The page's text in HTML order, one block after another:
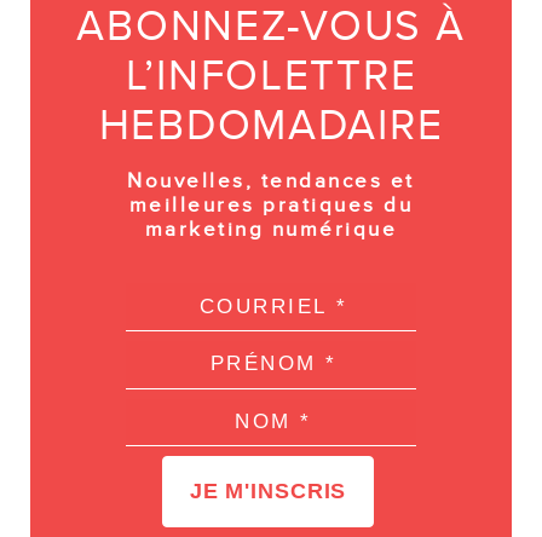
ABONNEZ-VOUS À
L’INFOLETTRE
HEBDOMADAIRE
Nouvelles, tendances et
meilleures pratiques du
marketing numérique